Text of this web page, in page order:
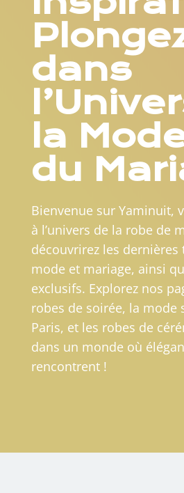
dans
la
du
Bienvenue sur Yaminuit,
à l’univers de la robe de
découvrirez les dernières
mode et mariage, ainsi
exclusifs. Explorez nos
robes de soirée, la mode
Paris, et les robes de
dans un monde où
rencontrent !